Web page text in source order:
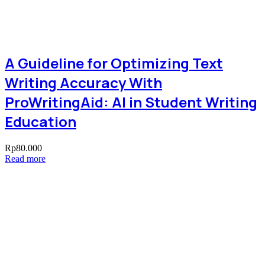
A Guideline for Optimizing Text
Writing Accuracy With
ProWritingAid: AI in Student Writing
Education
Rp80.000
Read more